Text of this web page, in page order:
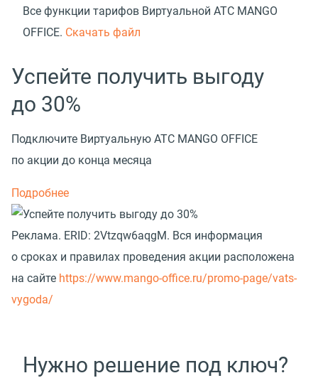
Все функции тарифов Виртуальной АТС MANGO
OFFICE. Скачать файл
Успейте получить выгоду
до 30%
Подключите Виртуальную АТС MANGO OFFICE
по акции до конца месяца
Подробнее
Реклама. ERID: 2Vtzqw6aqgM. Вся информация
о сроках и правилах проведения акции расположена
на сайте https://www.mango-office.ru/promo-page/vats-
vygoda/
Нужно решение под ключ?